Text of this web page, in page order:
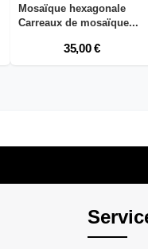
Mosaïque hexagonale
Carreaux de mosaïque...
35,00 €